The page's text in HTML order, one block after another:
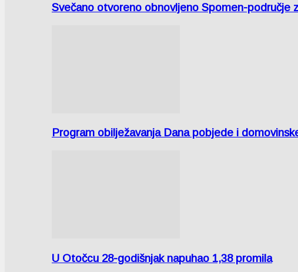
Svečano otvoreno obnovljeno Spomen-područje
Program obilježavanja Dana pobjede i
U Otočcu 28-godišnjak napuhao 1,38 promila